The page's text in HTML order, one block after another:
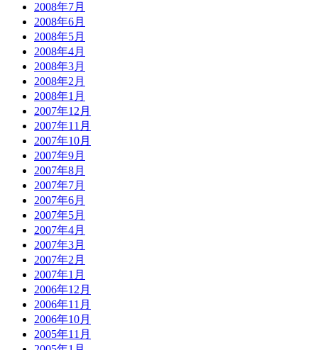
2008年7月
2008年6月
2008年5月
2008年4月
2008年3月
2008年2月
2008年1月
2007年12月
2007年11月
2007年10月
2007年9月
2007年8月
2007年7月
2007年6月
2007年5月
2007年4月
2007年3月
2007年2月
2007年1月
2006年12月
2006年11月
2006年10月
2005年11月